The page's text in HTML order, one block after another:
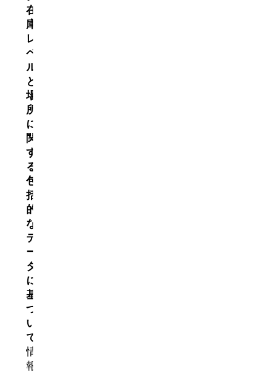
在
庫
レ
ベ
ル
と
場
所
に
関
す
る
包
括
的
な
デ
ー
タ
に
基
づ
い
て
情
報